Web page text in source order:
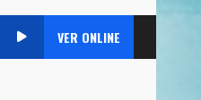
VER ONLINE